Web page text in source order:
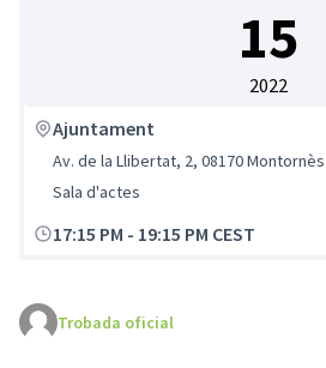
15
2022
Ajuntament
Av. de la Llibertat, 2, 08170
Sala d'actes
17:15 PM - 19:15 PM CEST
Trobada oficial